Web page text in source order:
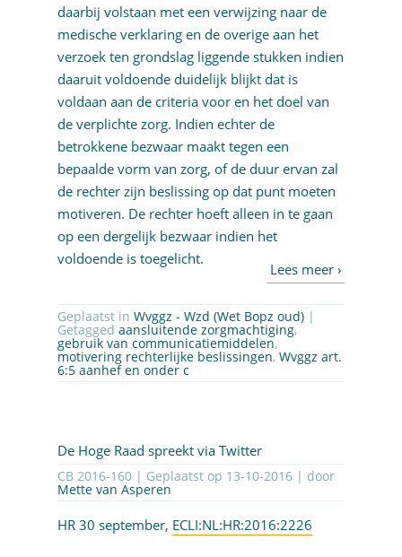
daarbij volstaan met een verwijzing naar de
medische verklaring en de overige aan het
verzoek ten grondslag liggende stukken indien
daaruit voldoende duidelijk blijkt dat is
voldaan aan de criteria voor en het doel van
de verplichte zorg. Indien echter de
betrokkene bezwaar maakt tegen een
bepaalde vorm van zorg, of de duur ervan zal
de rechter zijn beslissing op dat punt moeten
motiveren. De rechter hoeft alleen in te gaan
op een dergelijk bezwaar indien het
voldoende is toegelicht.
Geplaatst in Wvggz - Wzd (Wet Bopz oud)|
Getagged aansluitende zorgmachtiging,
gebruik van communicatiemiddelen,
motivering rechterlijke beslissingen, Wvggz art.
6:5 aanhef en onder c
De Hoge Raad spreekt via Twitter
CB 2016-160 | Geplaatst op 13-10-2016| door
Mette van Asperen
HR 30 september, ECLI:NL:HR:2016:2226